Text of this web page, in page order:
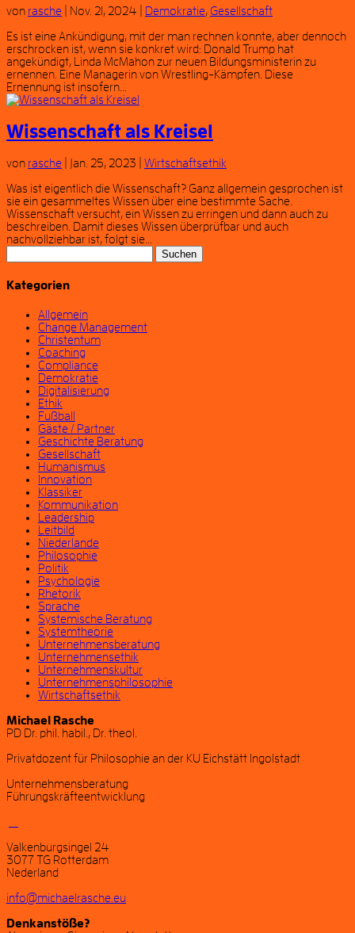
von rasche Nov. 21, 2024 Demokratie, Gesellschaft
Es ist eine Ankündigung, mit der man rechnen konnte, aber dennoch
erschrocken ist, wenn sie konkret wird: Donald Trump hat
angekündigt, Linda McMahon zur neuen Bildungsministerin zu
ernennen. Eine Managerin von Wrestling-Kämpfen. Diese
Ernennung ist insofern...
Wissenschaft als Kreisel
von rasche Jan. 25, 2023
Wirtschaftsethik
Was ist eigentlich die Wissenschaft? Ganz allgemein gesprochen ist
sie ein gesammeltes Wissen über eine bestimmte Sache.
Wissenschaft versucht, ein Wissen zu erringen und dann auch zu
beschreiben. Damit dieses Wissen überprüfbar und auch
nachvollziehbar ist, folgt sie...
nach:
Kategorien
Allgemein
Change Management
Christentum
Coaching
Compliance
Demokratie
Digitalisierung
Ethik
Fußball
Gäste / Partner
Geschichte Beratung
Gesellschaft
Humanismus
Innovation
Klassiker
Kommunikation
Leadership
Leitbild
Niederlande
Philosophie
Politik
Psychologie
Rhetorik
Sprache
Systemische Beratung
Systemtheorie
Unternehmensberatung
Unternehmensethik
Unternehmenskultur
Unternehmensphilosophie
Wirtschaftsethik
Michael Rasche
PD Dr. phil. habil., Dr. theol.
Privatdozent für Philosophie an der KU Eichstätt Ingolstadt
Unternehmensberatung
Führungskräfteentwicklung
Valkenburgsingel 24
3077 TG Rotterdam
Nederland
info@michaelrasche.eu
Denkanstöße?